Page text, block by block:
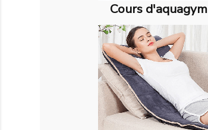
Cours d'aquagym